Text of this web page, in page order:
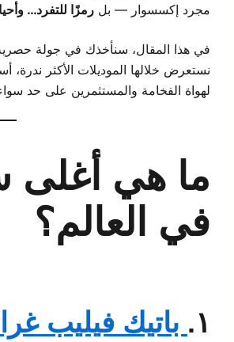
مجرد إكسسوار — بل رمزًا للتفرد…
نستعرض خلالها الموديلات الأكثر ندرة،
لهواة الفخامة والمستثمرين على حد
ما هي أغلى
في العالم؟
١.
باتيك فيليب